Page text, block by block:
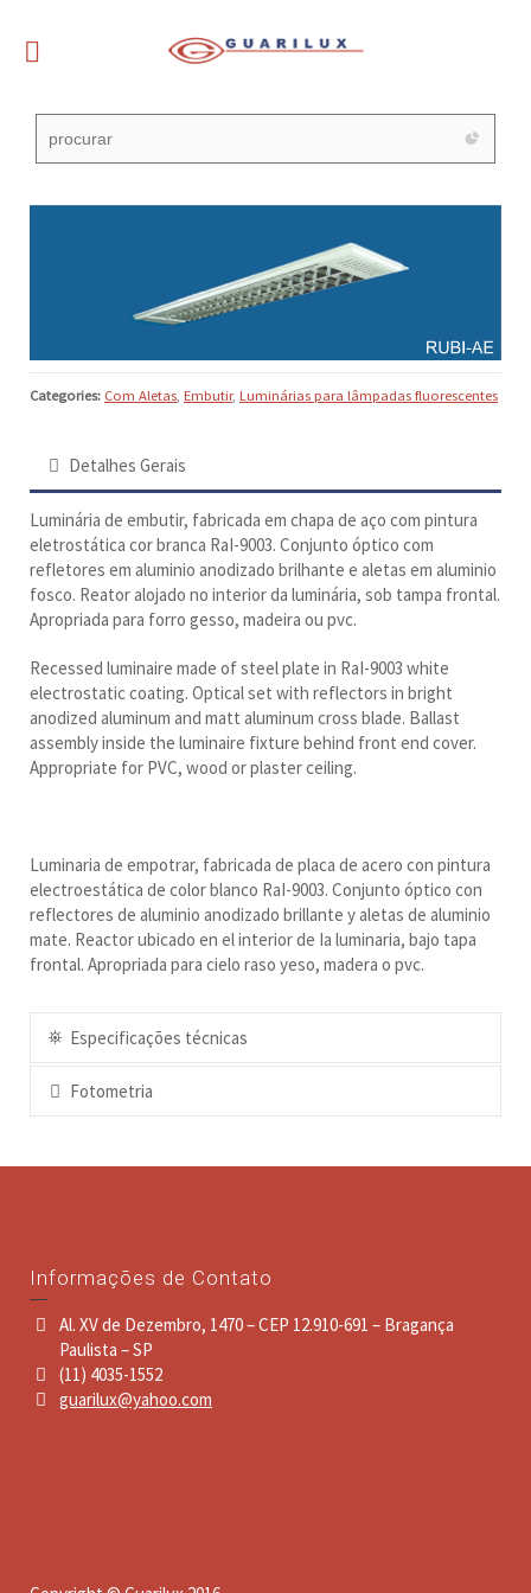
Categories: Com Aletas Embutir, Luminárias para lâmpadas fluorescentes
Detalhes Gerais
Luminária de embutir, fabricada em chapa de aço com pintura
eletrostática cor branca RaI-9003. Conjunto óptico com
refletores em aluminio anodizado brilhante e aletas em aluminio
fosco. Reator alojado no interior da luminária, sob tampa frontal.
Apropriada para forro gesso, madeira ou pvc.
Recessed luminaire made of steel plate in RaI-9003 white
electrostatic coating. Optical set with reflectors in bright
anodized aluminum and matt aluminum cross blade. Ballast
assembly inside the luminaire fixture behind front end cover.
Appropriate for PVC, wood or plaster ceiling.
Luminaria de empotrar, fabricada de placa de acero con pintura
electroestática de color blanco RaI-9003. Conjunto óptico con
reflectores de aluminio anodizado brillante y aletas de aluminio
mate. Reactor ubicado en el interior de Ia luminaria, bajo tapa
frontal. Apropriada para cielo raso yeso, madera o pvc.
Especificações técnicas
Fotometria
Informações de Contato
Al. XV de Dezembro, 1470 – CEP 12.910-691 – Bragança
Paulista – SP
(11) 4035-1552
guarilux@yahoo.com